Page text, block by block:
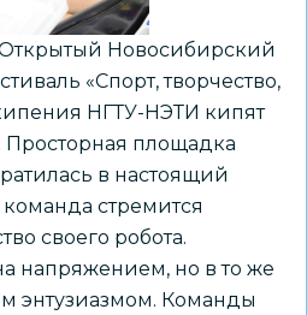
Новосибирский
«Спорт, творчество,
НГТУ-НЭТИ кипят
Просторная площадка
в настоящий
стремится
своего робота.
напряжением, но в то же
энтузиазмом. Команды